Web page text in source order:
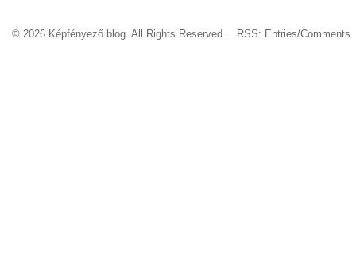
© 2026 Képfényező blog. All Rights Reserved. RSS: Entries/Comments